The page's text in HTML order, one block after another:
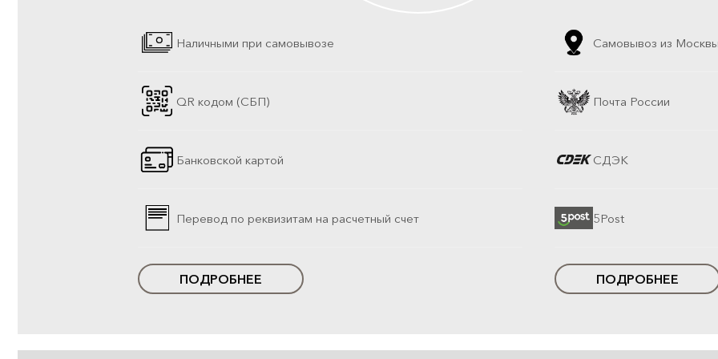
Наличными при самовывозе
QR кодом (СБП)
Банковской картой
Перевод по реквизитам на расчетный счет
ПОДРОБНЕЕ
Самовывоз из
Почта России
СДЭК
5Post
ПОДРОБНЕЕ